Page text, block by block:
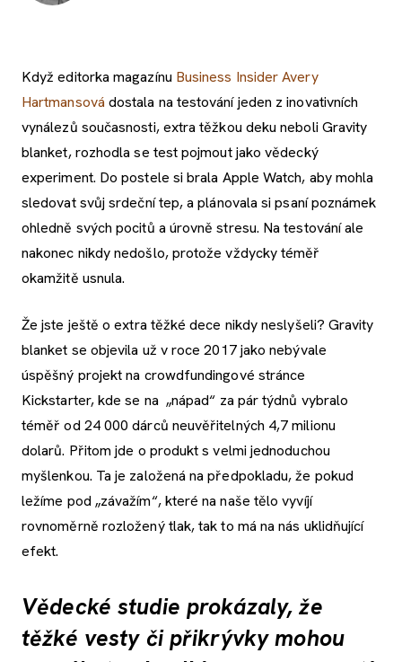
Když editorka magazínu Business Insider Avery
Hartmansová dostala na testování jeden z inovativních
vynálezů současnosti, extra těžkou deku neboli Gravity
blanket, rozhodla se test pojmout jako vědecký
experiment. Do postele si brala Apple Watch, aby mohla
sledovat svůj srdeční tep, a plánovala si psaní poznámek
ohledně svých pocitů a úrovně stresu. Na testování ale
nakonec nikdy nedošlo, protože vždycky téměř
okamžitě usnula.
Že jste ještě o extra těžké dece nikdy neslyšeli? Gravity
blanket se objevila už v roce 2017 jako nebývale
úspěšný projekt na crowdfundingové stránce
Kickstarter, kde se na „nápad“ za pár týdnů vybralo
téměř od 24 000 dárců neuvěřitelných 4,7 milionu
dolarů. Přitom jde o produkt s velmi jednoduchou
myšlenkou. Ta je založená na předpokladu, že pokud
ležíme pod „závažím“, které na naše tělo vyvíjí
rovnoměrně rozložený tlak, tak to má na nás uklidňující
efekt.
Vědecké studie prokázaly, že
těžké vesty či přikrývky mohou